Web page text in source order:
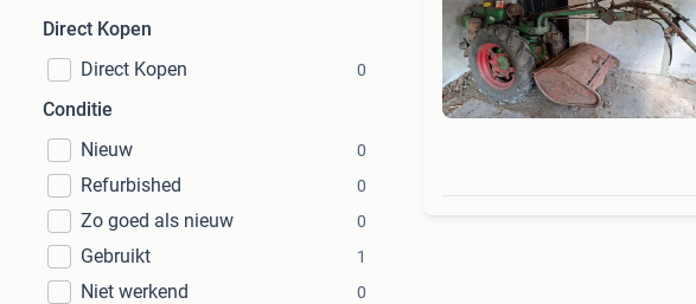
Direct Kopen
Direct Kopen
0
Conditie
Nieuw
0
Refurbished 0
Zo goed als nieuw 0
Gebruikt 1
Niet werkend 0